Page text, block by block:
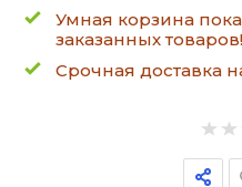
Умная корзина
заказанных товаров!
Срочная доставка